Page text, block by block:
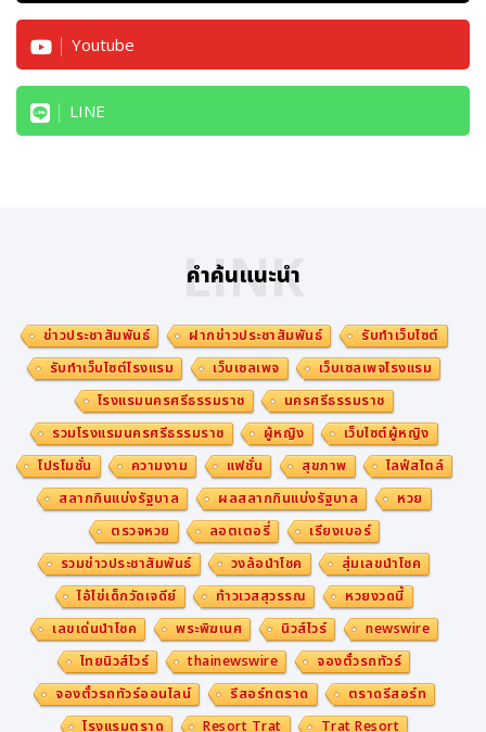
Youtube
LINE
คำค้นแนะนำ
LINK
ข่าวประชาสัมพันธ์ ฝากข่าวประชาสัมพันธ์
รับทำเว็บไซต์
รับทำเว็บไซต์โรงแรม
เว็บเซลเพจ
เว็บเซลเพจโรงแรม
โรงแรมนครศรีธรรมราช
นครศรีธรรมราช
รวมโรงแรมนครศรีธรรมราช
ผู้หญิง
เว็บไซต์ผู้หญิง
โปรโมชั่น
ความงาม แฟชั่น สุขภาพ
ไลฟ์สไตล์
สลากกินแบ่งรัฐบาล
ผลสลากกินแบ่งรัฐบาล
หวย
ตรวจหวย
ลอตเตอรี่
เรียงเบอร์
รวมข่าวประชาสัมพันธ์
วงล้อนำโชค
สุ่มเลขนำโชค
ไอ้ไข่เด็กวัดเจดีย์
ท้าวเวสสุวรรณ
หวยงวดนี้
เลขเด่นนำโชค
พระพิฆเนศ นิวส์ไวร์
newswire
ไทยนิวส์ไวร์
thainewswire
จองตั๋วรถทัวร์
จองตั๋วรถทัวร์ออนไลน์
รีสอร์ทตราด
ตราดรีสอร์ท
โรงแรมตราด
Resort Trat Trat Resort